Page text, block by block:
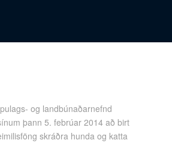
og landbúnaðarnefnd
þann 5. febrúar 2014 að birt
skráðra hunda og katta